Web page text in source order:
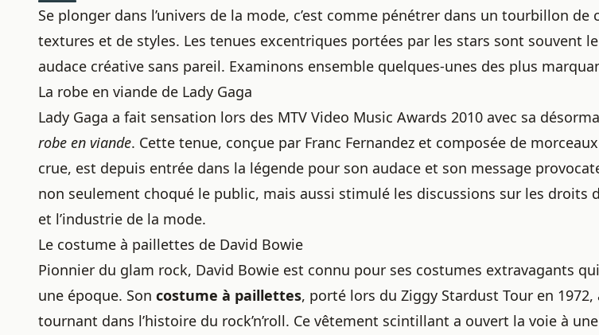
Se plonger dans l’univers de la mode, c’est comme pénétrer dans un tourbillon de
textures et de styles. Les tenues excentriques portées par les stars sont souvent le
audace créative sans pareil. Examinons ensemble quelques-unes des plus
La robe en viande de Lady Gaga
Lady Gaga a fait sensation lors des MTV Video Music Awards 2010 avec sa
robe en viande. Cette tenue, conçue par Franc Fernandez et composée de
crue, est depuis entrée dans la légende pour son audace et son message
non seulement choqué le public, mais aussi stimulé les discussions sur les droits
et l’industrie de la mode.
Le costume à paillettes de David Bowie
Pionnier du glam rock, David Bowie est connu pour ses costumes extravagants
une époque. Son costume à paillettes, porté lors du Ziggy Stardust Tour en 1972,
tournant dans l’histoire du rock’n’roll. Ce vêtement scintillant a ouvert la voie à